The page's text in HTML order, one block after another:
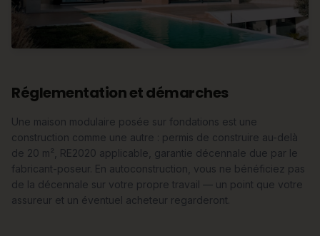
Réglementation et démarches
Une maison modulaire posée sur fondations est une
construction comme une autre : permis de construire au-delà
de 20 m², RE2020 applicable, garantie décennale due par le
fabricant-poseur. En autoconstruction, vous ne bénéficiez pas
de la décennale sur votre propre travail — un point que votre
assureur et un éventuel acheteur regarderont.